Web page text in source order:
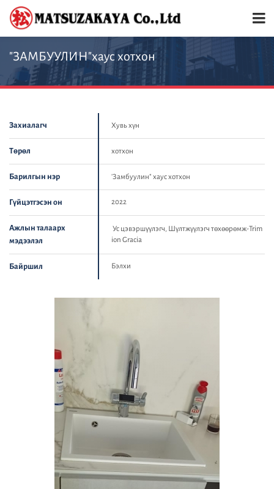
"ЗАМБУУЛИН"хаус хотхон
Захиалагч Хувь хүн
Төрөл хотхон
Барилгын нэр 'Замбуулин" хаус хотхон
Гүйцэтгэсэн он 2022
Ажлын талаарх
мэдээлэл
Ус цэвэршүүлэгч, Шүлтжүүлэгч төхөөрөмж-Trim
ion Gracia
Байршил Бэлхи